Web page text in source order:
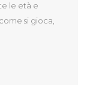
le età e
si gioca,
sono le sue